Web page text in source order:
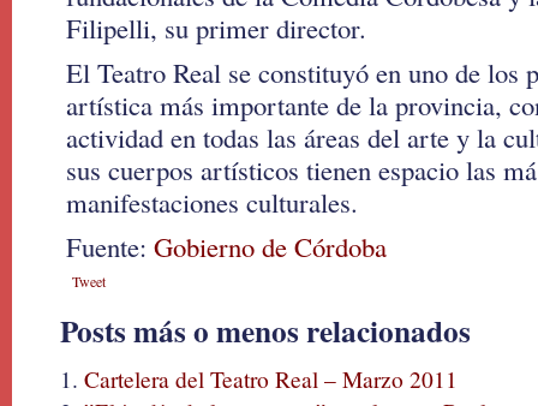
Filipelli, su primer director.
El Teatro Real se constituyó en uno de los
artística más importante de la provincia,
actividad en todas las áreas del arte y la
sus cuerpos artísticos tienen espacio las
manifestaciones culturales.
Fuente: Gobierno de Córdoba
Tweet
Posts más o menos relacionados
Cartelera del Teatro Real – Marzo 2011